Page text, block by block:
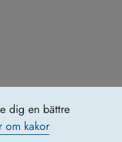
dig en bättre
om kakor